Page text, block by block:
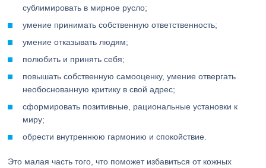
сублимировать в мирное русло;
умение принимать собственную ответственность;
умение отказывать людям;
полюбить и принять себя;
повышать собственную самооценку, умение отвергать
необоснованную критику в свой адрес;
сформировать позитивные, рациональные установки к
миру;
обрести внутреннюю гармонию и спокойствие.
Это малая часть того, что поможет избавиться от кожных